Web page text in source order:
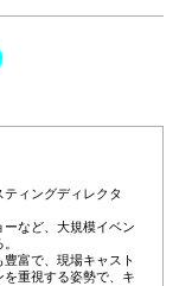
ィングディレクタ
など、大規模イベン
富で、現場キャスト
重視する姿勢で、キ